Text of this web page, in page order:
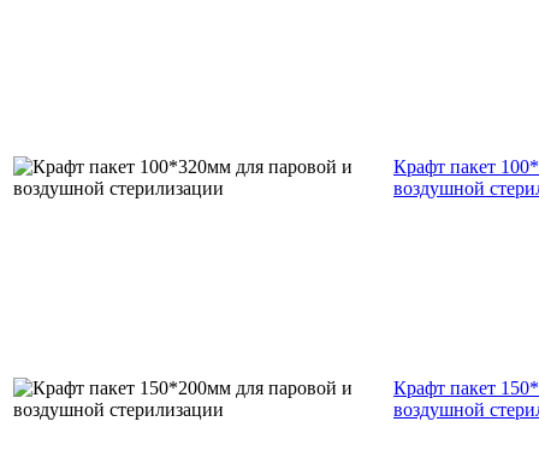
Крафт пакет
воздушной
Крафт пакет
воздушной